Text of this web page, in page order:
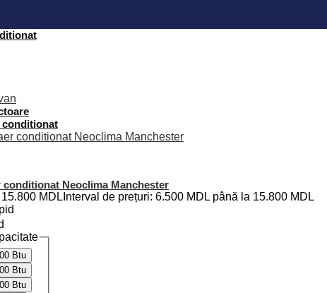
conditionat Neoclima Manchester
15.800 MDL Interval de prețuri: 6.500 MDL până la 15.800 MDL
Btu
Btu
Btu